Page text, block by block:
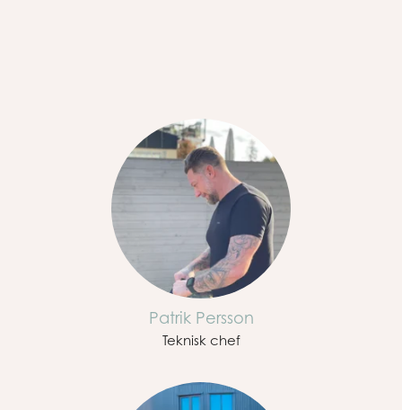
Patrik Persson
Teknisk chef